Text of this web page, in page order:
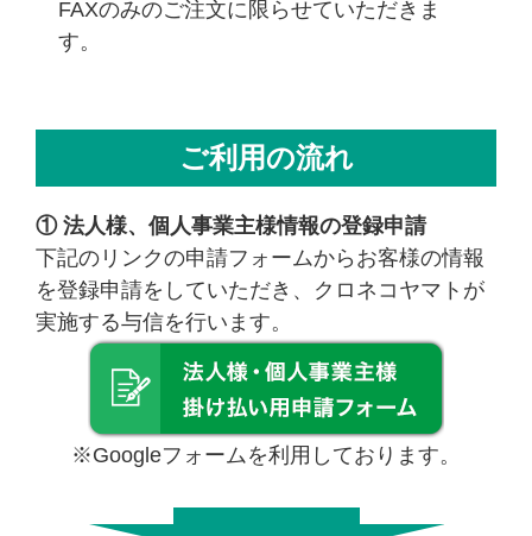
FAXのみのご注文に限らせていただきま
す。
ご利用の流れ
① 法人様、個人事業主様情報の登録申請
下記のリンクの申請フォームからお客様の情報
を登録申請をしていただき、クロネコヤマトが
実施する与信を行います。
※Googleフォームを利用しております。